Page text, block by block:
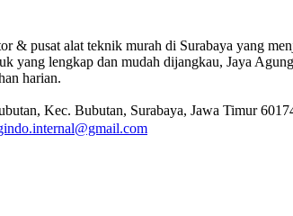
& pusat alat teknik murah di Surabaya yang
yang lengkap dan mudah dijangkau, Jaya
harian.
Kec. Bubutan, Surabaya, Jawa Timur